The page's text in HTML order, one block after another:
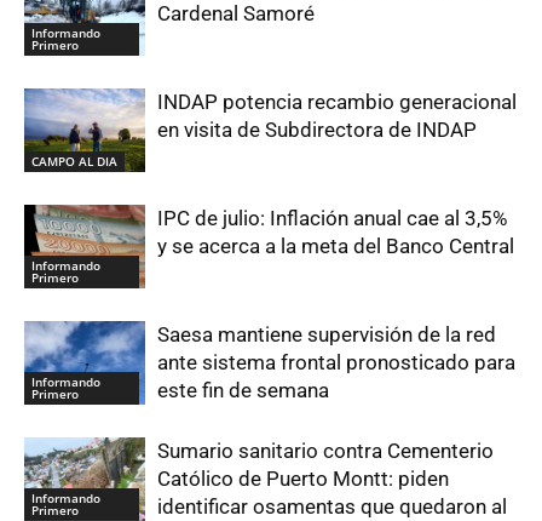
Informando
Primero
Cardenal Samoré
CAMPO AL DIA
INDAP potencia recambio generacional
en visita de Subdirectora de INDAP
Informando
Primero
IPC de julio: Inflación anual cae al 3,5%
y se acerca a la meta del Banco Central
Informando
Primero
Saesa mantiene supervisión de la red
ante sistema frontal pronosticado para
este fin de semana
Informando
Primero
Sumario sanitario contra Cementerio
Católico de Puerto Montt: piden
identificar osamentas que quedaron al